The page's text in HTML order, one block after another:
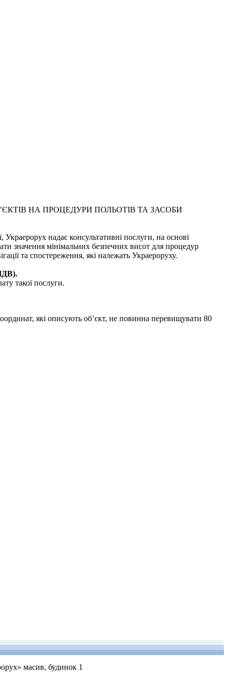
НА ПРОЦЕДУРИ ПОЛЬОТІВ ТА ЗАСОБИ
Украерорух надає консультативні послуги, на основі
значення мінімальних безпечних висот для процедур
та спостереження, які належать Украероруху.
такої послуги.
які описують об’єкт, не повинна перевищувати 80
масив, будинок 1